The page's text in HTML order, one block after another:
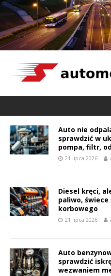
Auto nie
sprawdzić w
pompa, filtr,
21 lipca 2026
Diesel kręci,
paliwo, świece
korbowego
21 lipca 2026
Auto
sprawdzić
wezwaniem